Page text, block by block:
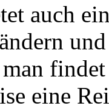
auch
eine